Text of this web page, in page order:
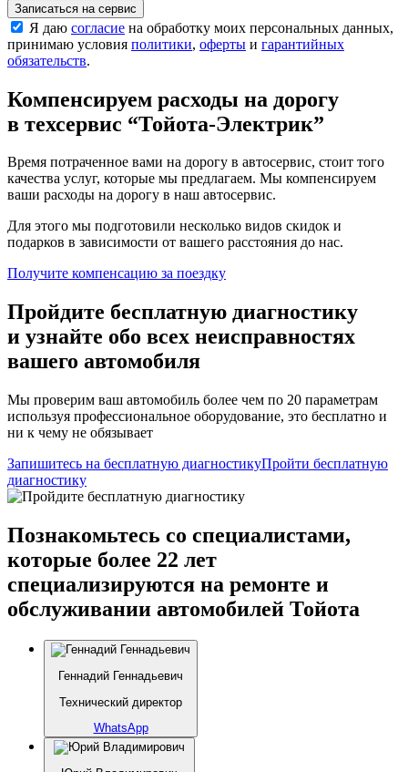
Записаться на сервис
Я даю согласие на обработку моих персональных данных,
принимаю условия политики, оферты и гарантийных
обязательств.
Компенсируем расходы на дорогу
в техсервис “Тойота-Электрик”
Время потраченное вами на дорогу в автосервис, стоит того
качества услуг, которые мы предлагаем. Мы компенсируем
ваши расходы на дорогу в наш автосервис.
Для этого мы подготовили несколько видов скидок и
подарков в зависимости от вашего расстояния до нас.
Получите компенсацию за поездку
Пройдите бесплатную диагностику
и узнайте обо всех неисправностях
вашего автомобиля
Мы проверим ваш автомобиль более чем по 20 параметрам
используя профессиональное оборудование, это бесплатно и
ни к чему не обязывает
Запишитесь на бесплатную диагностикуПройти бесплатную
диагностику
Познакомьтесь со специалистами,
которые более 22 лет
специализируются на ремонте и
обслуживании автомобилей Тойота
Геннадий Геннадьевич
Технический директор
WhatsApp